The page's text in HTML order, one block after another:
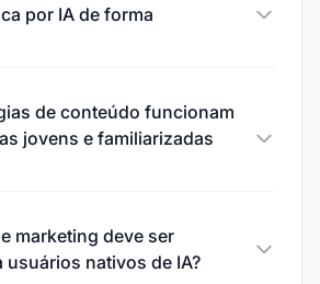
por IA de forma
de conteúdo funcionam
jovens e familiarizadas
marketing deve ser
usuários nativos de IA?